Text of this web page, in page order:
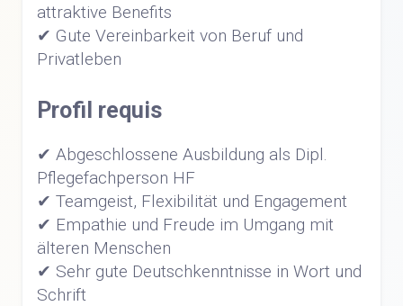
attraktive Benefits
✔ Gute Vereinbarkeit von Beruf und
Privatleben
Profil requis
✔ Abgeschlossene Ausbildung als Dipl.
Pflegefachperson HF
✔ Teamgeist, Flexibilität und Engagement
✔ Empathie und Freude im Umgang mit
älteren Menschen
✔ Sehr gute Deutschkenntnisse in Wort und
Schrift